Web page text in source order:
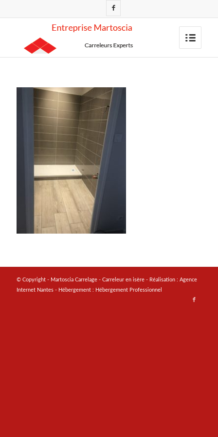
© Copyright - Martoscia Carrelage - Carreleur en isère - Réalisation : Agence
Internet Nantes- Hébergement : Hébergement Professionnel